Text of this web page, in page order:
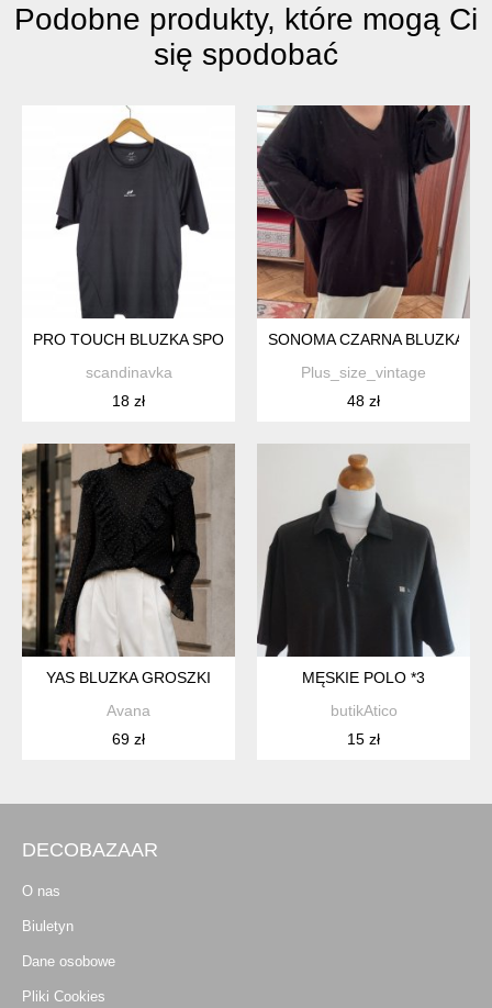
Podobne produkty, które mogą Ci
się spodobać
PRO TOUCH BLUZKA SPORTOWA DAMSKA 38 M
scandinavka
18 zł
SONOMA CZARNA BLUZKA
Plus_size_vintage
48 zł
YAS BLUZKA GROSZKI
Avana
69 zł
MĘSKIE POLO *3
butikAtico
15 zł
DECOBAZAAR
O nas
Biuletyn
Dane osobowe
Pliki Cookies